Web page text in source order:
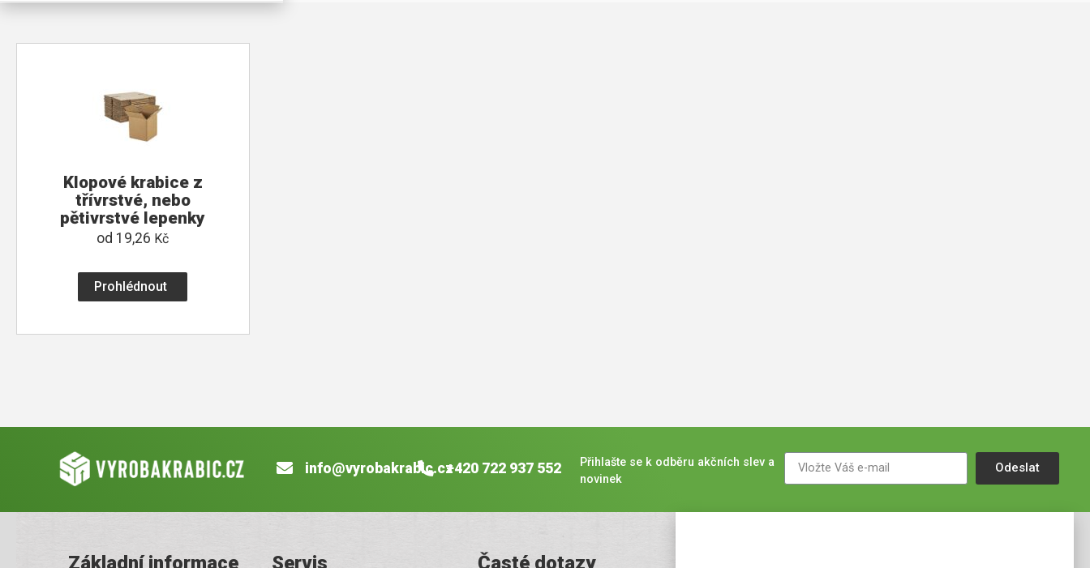
Klopové krabice z
třívrstvé, nebo
pětivrstvé lepenky
od 19,26 Kč
Prohlédnout
info@vyrobakrabic.cz+420 722 937 552
Přihlašte se k odběru akčních slev a
novinek
Odeslat
Základní informace Servis Časté dotazy